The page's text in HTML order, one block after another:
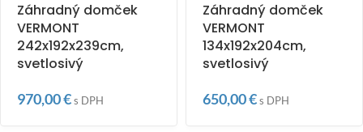
Záhradný domček
VERMONT
242x192x239cm,
svetlosivý
970,00€s DPH
Záhradný domček
VERMONT
134x192x204cm,
svetlosivý
650,00€s DPH